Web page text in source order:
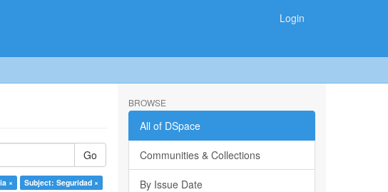
Login
Go
×
Subject: Seguridad ×
BROWSE
All of DSpace
Communities & Collections
By Issue Date